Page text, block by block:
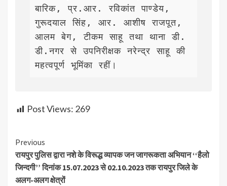
बारिक, प्र.आर. रविकांत पाण्डेय,
गुरूदयाल सिंह, आर. आशीष राजपूत,
आलम बेग, टीकम साहू तथा थाना डी.
डी.नगर से उपनिरीक्षक नरेन्द्र साहू की
महत्वपूर्ण भूमिंका रहीं।
Post Views: 269
Continue
Reading
Previous
रायपुर पुलिस द्वारा नशे के विरूद्ध व्यापक जन जागरूकता अभियान ‘‘हैलो
जिन्दगी’’ दिनांक 15.07.2023 से 02.10.2023 तक रायपुर जिले के
अलग-अलग क्षेत्रों